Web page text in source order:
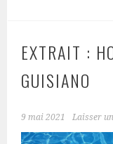
EXTRAIT :
GUISIANO
9 mai 2021 Laisser